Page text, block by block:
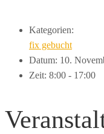
Kategorien:
fix gebucht
Datum: 10.
Zeit: 8:00 - 17:00